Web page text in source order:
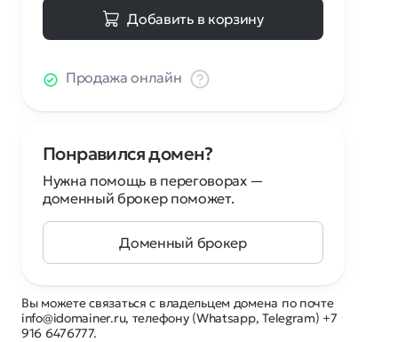
Вы можете связаться с владельцем домена по почте
info@idomainer.ru, телефону (Whatsapp, Telegram) +7
916 6476777.
Добавить в корзину
Продажа онлайн
Понравился домен?
Нужна помощь в переговорах —
доменный брокер поможет.
Доменный брокер